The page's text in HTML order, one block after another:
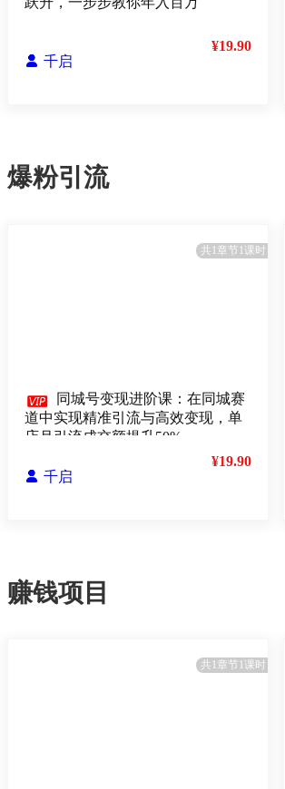
 千启
¥19.90
爆粉引流
共1章节1课时

同城号变现进阶课：在同城赛
道中实现精准引流与高效变现，单
店月引流成交额提升50%
 千启
¥19.90
赚钱项目
共1章节1课时